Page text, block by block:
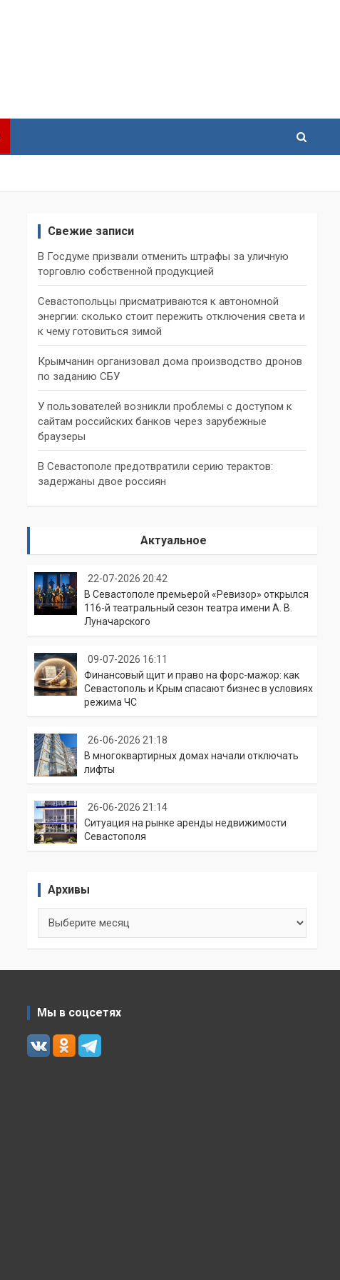
Свежие записи
В Госдуме призвали отменить штрафы за уличную
торговлю собственной продукцией
Севастопольцы присматриваются к автономной
энергии: сколько стоит пережить отключения света и
к чему готовиться зимой
Крымчанин организовал дома производство дронов
по заданию СБУ
У пользователей возникли проблемы с доступом к
сайтам российских банков через зарубежные
браузеры
В Севастополе предотвратили серию терактов:
задержаны двое россиян
Актуальное
22-07-2026 20:42
В Севастополе премьерой «Ревизор» открылся
116-й театральный сезон театра имени А. В.
Луначарского
09-07-2026 16:11
Финансовый щит и право на форс-мажор: как
Севастополь и Крым спасают бизнес в условиях
режима ЧС
26-06-2026 21:18
В многоквартирных домах начали отключать
лифты
26-06-2026 21:14
Ситуация на рынке аренды недвижимости
Севастополя
Архивы
Мы в соцсетях